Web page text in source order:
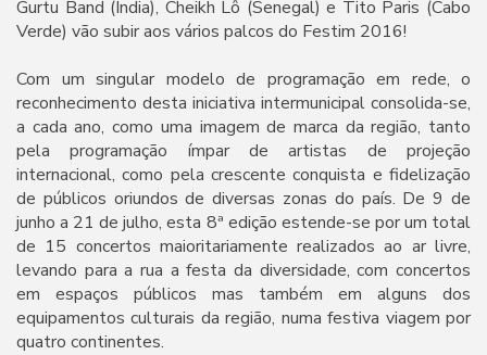
Gurtu Band (Índia), Cheikh Lô (Senegal) e Tito Paris (Cabo
Verde) vão subir aos vários palcos do Festim 2016!
Com um singular modelo de programação em rede, o
reconhecimento desta iniciativa intermunicipal consolida-se,
a cada ano, como uma imagem de marca da região, tanto
pela programação ímpar de artistas de projeção
internacional, como pela crescente conquista e fidelização
de públicos oriundos de diversas zonas do país. De 9 de
junho a 21 de julho, esta 8ª edição estende-se por um total
de 15 concertos maioritariamente realizados ao ar livre,
levando para a rua a festa da diversidade, com concertos
em espaços públicos mas também em alguns dos
equipamentos culturais da região, numa festiva viagem por
quatro continentes.